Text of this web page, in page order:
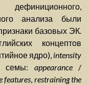
анализа были
базовых ЭК.
концептов
ядро), intensity
семы: appearance/
features, restraining the